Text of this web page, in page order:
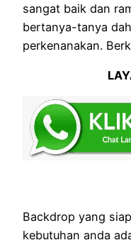
sangat baik dan
bertanya-tanya
perkenanakan.
Backdrop yang
kebutuhan anda